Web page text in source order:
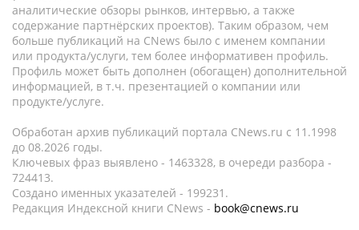
аналитические обзоры рынков, интервью, а также
содержание партнёрских проектов). Таким образом, чем
больше публикаций на CNews было с именем компании
или продукта/услуги, тем более информативен профиль.
Профиль может быть дополнен (обогащен) дополнительной
информацией, в т.ч. презентацией о компании или
продукте/услуге.
Обработан архив публикаций портала CNews.ru c 11.1998
до 08.2026 годы.
Ключевых фраз выявлено - 1463328, в очереди разбора -
724413.
Создано именных указателей - 199231.
Редакция Индексной книги CNews - book@cnews.ru